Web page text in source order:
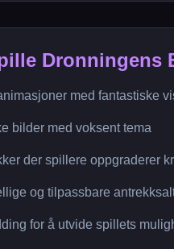
Dronningens
med fantastiske
bilder med voksent tema
der spillere oppgraderer
og tilpassbare
for å utvide spillets